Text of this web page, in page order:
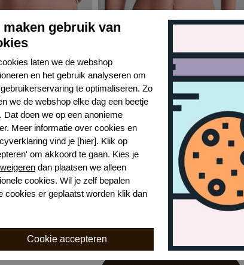
Aubade 6p summer stars bikinislip Aubade 6p summer stars bikinislip
KHAI
€ 60,99
gebruik van
laten we de webshop
en het gebruik analyseren om
te optimaliseren. Zo
we de webshop elke dag een beetje
Dat doen we op een anonieme
Meer informatie over cookies en
vind je [hier]. Klik op
om akkoord te gaan. Kies je
weigeren dan plaatsen we alleen
cookies. Wil je zelf bepalen
cookies er geplaatst worden klik dan